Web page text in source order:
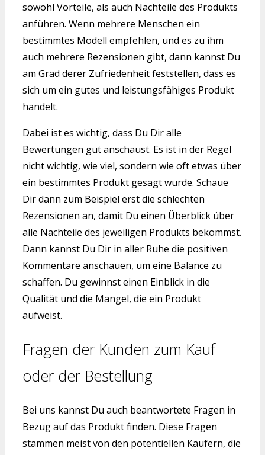
sowohl Vorteile, als auch Nachteile des Produkts
anführen. Wenn mehrere Menschen ein
bestimmtes Modell empfehlen, und es zu ihm
auch mehrere Rezensionen gibt, dann kannst Du
am Grad derer Zufriedenheit feststellen, dass es
sich um ein gutes und leistungsfähiges Produkt
handelt.
Dabei ist es wichtig, dass Du Dir alle
Bewertungen gut anschaust. Es ist in der Regel
nicht wichtig, wie viel, sondern wie oft etwas über
ein bestimmtes Produkt gesagt wurde. Schaue
Dir dann zum Beispiel erst die schlechten
Rezensionen an, damit Du einen Überblick über
alle Nachteile des jeweiligen Produkts bekommst.
Dann kannst Du Dir in aller Ruhe die positiven
Kommentare anschauen, um eine Balance zu
schaffen. Du gewinnst einen Einblick in die
Qualität und die Mangel, die ein Produkt
aufweist.
Fragen der Kunden zum Kauf
oder der Bestellung
Bei uns kannst Du auch beantwortete Fragen in
Bezug auf das Produkt finden. Diese Fragen
stammen meist von den potentiellen Käufern, die